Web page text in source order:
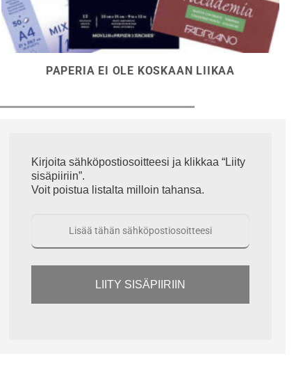
PAPERIA EI OLE KOSKAAN LIIKAA
Kirjoita sähköpostiosoitteesi ja klikkaa “Liity
sisäpiiriin”.
Voit poistua listalta milloin tahansa.
LIITY SISÄPIIRIIN